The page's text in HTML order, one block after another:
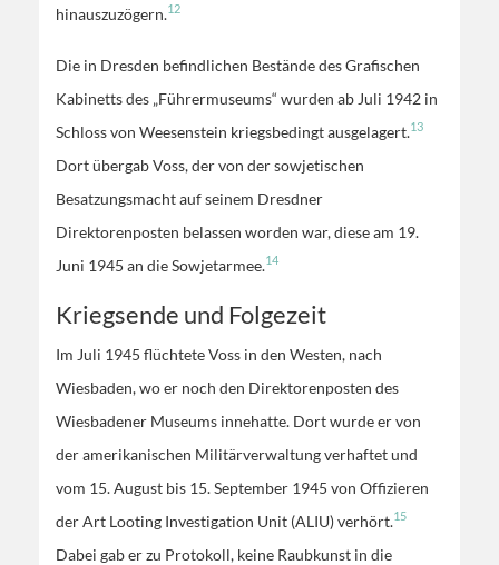
hinauszuzögern.12
Die in Dresden befindlichen Bestände des Grafischen
Kabinetts des „Führermuseums“ wurden ab Juli 1942 in
Schloss von Weesenstein kriegsbedingt ausgelagert.13
Dort übergab Voss, der von der sowjetischen
Besatzungsmacht auf seinem Dresdner
Direktorenposten belassen worden war, diese am 19.
Juni 1945 an die Sowjetarmee.14
Kriegsende und Folgezeit
Im Juli 1945 flüchtete Voss in den Westen, nach
Wiesbaden, wo er noch den Direktorenposten des
Wiesbadener Museums innehatte. Dort wurde er von
der amerikanischen Militärverwaltung verhaftet und
vom 15. August bis 15. September 1945 von Offizieren
der Art Looting Investigation Unit (ALIU) verhört.15
Dabei gab er zu Protokoll, keine Raubkunst in die